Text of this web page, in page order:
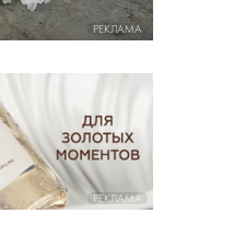
РЕКЛАМА
РЕКЛАМА